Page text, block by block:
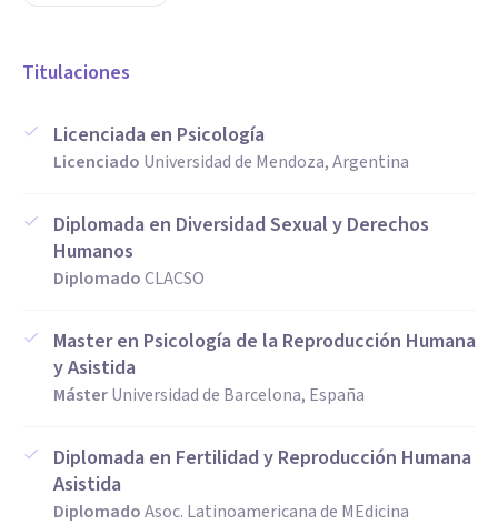
Titulaciones
Licenciada en Psicología
Licenciado Universidad de Mendoza, Argentina
Diplomada en Diversidad Sexual y Derechos
Humanos
DiplomadoCLACSO
Master en Psicología de la Reproducción Humana
y Asistida
MásterUniversidad de Barcelona, España
Diplomada en Fertilidad y Reproducción Humana
Asistida
DiplomadoAsoc. Latinoamericana de MEdicina